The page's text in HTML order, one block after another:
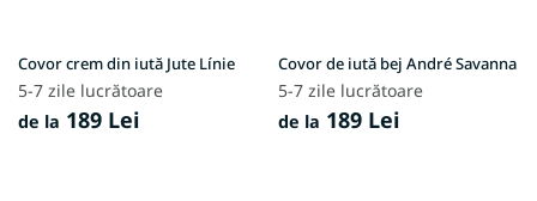
Covor crem din iută Jute Línie
5-7 zile lucrătoare
de la 189 Lei
Covor de iută bej André Savanna
5-7 zile lucrătoare
de la 189 Lei